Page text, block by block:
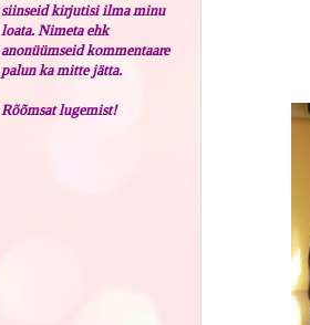
siinseid kirjutisi ilma minu
loata. Nimeta ehk
anonüümseid kommentaare
palun ka mitte jätta.
Rõõmsat lugemist!